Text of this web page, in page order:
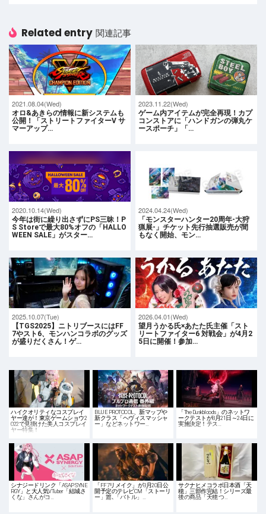
Related entry 関連記事
2021.08.04(Wed)
オロ&あきらの情報に新システムも
公開！「ストリートファイターV サ
マーアップ…
2023.11.22(Wed)
ゲーム内アイテムが完全再現！カプ
コンストアに「ハンドガンの弾丸ケ
ースポーチ」「…
2020.10.14(Wed)
今年は街に繰り出さずにPS三昧！P
S Storeで最大80%オフの「HALLO
WEEN SALE」がスター…
2024.04.24(Wed)
「モンスターハンター20周年-大狩
猟展-」チケット先行抽選販売が間
もなく開始、モン…
2025.10.07(Tue)
【TGS2025】ニトリブースにはFF
7やスト6、モンハンコラボのグッズ
が盛りだくさん！ゲ…
2026.04.01(Wed)
望月うかる氏×あたた氏主催「スト
リートファイター6 対戦会」が4月2
5日に開催！参加…
ハイクオリティなコスプレイ
ヤー達が！東京ゲームショウ2
022で見掛けた美人コスプレイ
ヤー特集！
BLUE PROTOCOL、新マップや
新クラス「ヘヴィスマッシャ
ー」などネットワー…
「The Duskbloods」のネットワ
ークテストが8月21日～24日に
実施決定！テス…
シナジードリンク「ASAP SYNE
RGY」と大人気VTuber「結城さ
くな」さんがコ…
「FF7リメイク」が3月20日公
開予定のテレビCM「ストーリ
ー」篇､「バトル」…
サクナヒメコラボ日本酒「天
穂」三部作完結！シリーズ最
後の商品「天穂 つ…